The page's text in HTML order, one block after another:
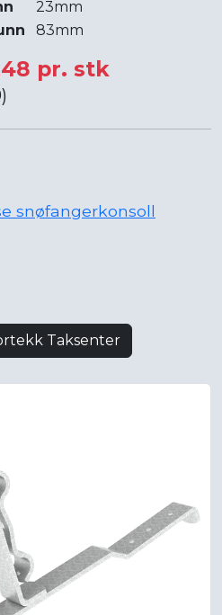
23mm
83mm
pr. stk
snøfangerkonsoll
Taksenter